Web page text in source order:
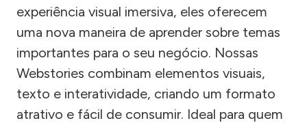
experiência visual imersiva, eles oferecem
uma nova maneira de aprender sobre temas
importantes para o seu negócio. Nossas
Webstories combinam elementos visuais,
texto e interatividade, criando um formato
atrativo e fácil de consumir. Ideal para quem